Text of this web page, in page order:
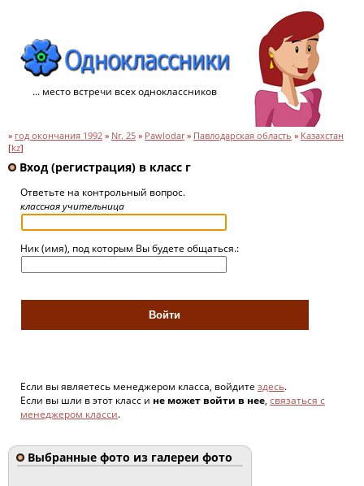
... место встречи всех одноклассников
» год окончания 1992 » Nr. 25 » Pawlodar» Павлодарская область » Казахстан
[kz]
Вход (регистрация) в класс г
Ответьте на контрольный вопрос.
классная учительница
Ник (имя), под которым Вы будете общаться.:
Если вы являетесь менеджером класса, войдите здесь.
Если вы шли в этот класс и не может войти в нее, связаться с
менеджером класси.
Выбранные фото из галереи фото